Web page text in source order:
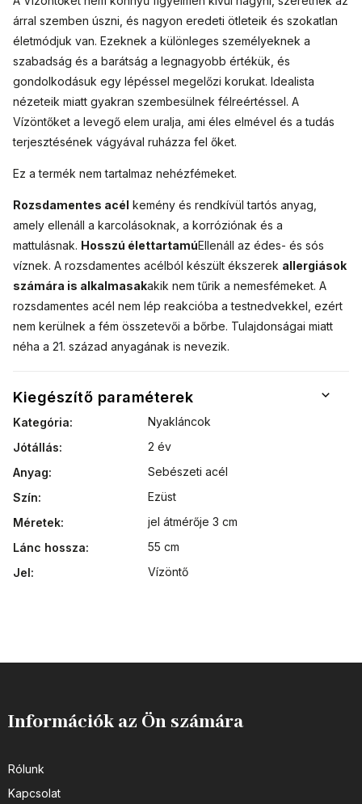
árral szemben úszni, és nagyon eredeti ötleteik és szokatlan
életmódjuk van. Ezeknek a különleges személyeknek a
szabadság és a barátság a legnagyobb értékük, és
gondolkodásuk egy lépéssel megelőzi korukat. Idealista
nézeteik miatt gyakran szembesülnek félreértéssel. A
Vízöntőket a levegő elem uralja, ami éles elmével és a tudás
terjesztésének vágyával ruházza fel őket.
Ez a termék nem tartalmaz nehézfémeket.
Rozsdamentes acél kemény és rendkívül tartós anyag,
amely ellenáll a karcolásoknak, a korróziónak és a
mattulásnak. Hosszú élettartamúEllenáll az édes- és sós
víznek. A rozsdamentes acélból készült ékszerek allergiások
számára is alkalmasakakik nem tűrik a nemesfémeket. A
rozsdamentes acél nem lép reakcióba a testnedvekkel, ezért
nem kerülnek a fém összetevői a bőrbe. Tulajdonságai miatt
néha a 21. század anyagának is nevezik.
Kiegészítő paraméterek
Kategória:
Nyakláncok
Jótállás:
2 év
Anyag:
Sebészeti acél
Szín:
Ezüst
Méretek:
jel átmérője 3 cm
Lánc hossza:
55 cm
Jel: Vízöntő
Információk az Ön számára
Rólunk
Kapcsolat